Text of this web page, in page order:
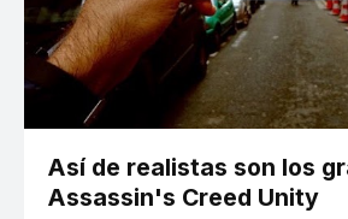
Así de realistas son los
Assassin's Creed Unity